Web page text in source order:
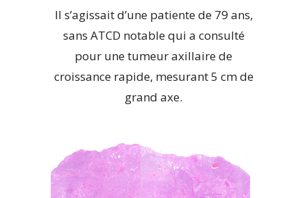
Il s’agissait d’une patiente de 79 ans,
sans ATCD notable qui a consulté
pour une tumeur axillaire de
croissance rapide, mesurant 5 cm de
grand axe.